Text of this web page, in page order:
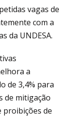
vagas de
com a
da UNDESA.
a
de 3,4% para
de mitigação
proibições de